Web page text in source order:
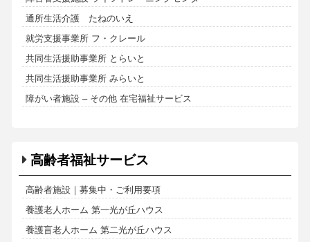
通所生活介護 たねのいえ
就労支援事業所 フ・クレール
共同生活援助事業所 とらいと
共同生活援助事業所 みらいと
障がい者施設 – その他 在宅福祉サービス
高齢者福祉サービス
高齢者施設｜募集中・ご利用要項
養護老人ホーム 第一光が丘ハウス
養護盲老人ホーム 第二光が丘ハウス